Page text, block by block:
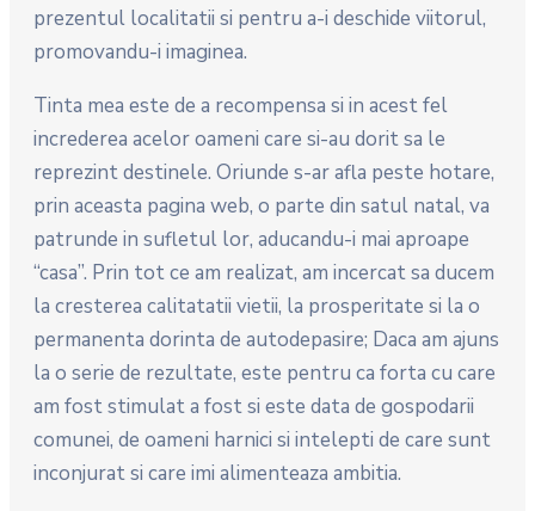
prezentul localitatii si pentru a-i deschide viitorul,
promovandu-i imaginea.
Tinta mea este de a recompensa si in acest fel
increderea acelor oameni care si-au dorit sa le
reprezint destinele. Oriunde s-ar afla peste hotare,
prin aceasta pagina web, o parte din satul natal, va
patrunde in sufletul lor, aducandu-i mai aproape
“casa”. Prin tot ce am realizat, am incercat sa ducem
la cresterea calitatatii vietii, la prosperitate si la o
permanenta dorinta de autodepasire; Daca am ajuns
la o serie de rezultate, este pentru ca forta cu care
am fost stimulat a fost si este data de gospodarii
comunei, de oameni harnici si intelepti de care sunt
inconjurat si care imi alimenteaza ambitia.